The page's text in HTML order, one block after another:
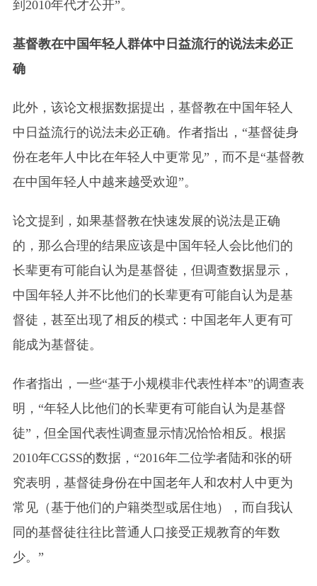
到2010年代才公开”。
基督教在中国年轻人群体中日益流行的说法未必正
确
此外，该论文根据数据提出，基督教在中国年轻人
中日益流行的说法未必正确。作者指出，“基督徒身
份在老年人中比在年轻人中更常见”，而不是“基督教
在中国年轻人中越来越受欢迎”。
论文提到，如果基督教在快速发展的说法是正确
的，那么合理的结果应该是中国年轻人会比他们的
长辈更有可能自认为是基督徒，但调查数据显示，
中国年轻人并不比他们的长辈更有可能自认为是基
督徒，甚至出现了相反的模式：中国老年人更有可
能成为基督徒。
作者指出，一些“基于小规模非代表性样本”的调查表
明，“年轻人比他们的长辈更有可能自认为是基督
徒”，但全国代表性调查显示情况恰恰相反。根据
2010年CGSS的数据，“2016年二位学者陆和张的研
究表明，基督徒身份在中国老年人和农村人中更为
常见（基于他们的户籍类型或居住地），而自我认
同的基督徒往往比普通人口接受正规教育的年数
少。”